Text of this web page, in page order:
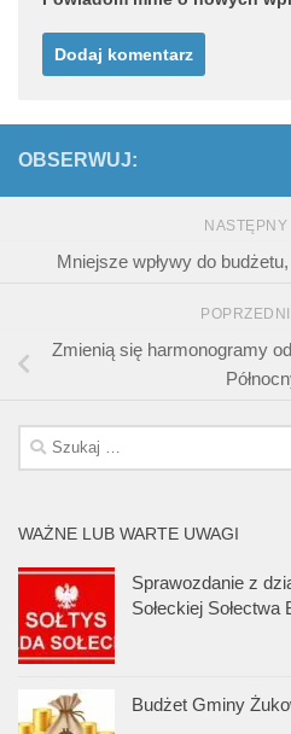
OBSERWUJ:
NASTĘPNY
Mniejsze wpływy do
Zmienią się harmonogramy
Szukaj:
WAŻNE LUB WARTE UWAGI
Sprawozdanie z
Sołeckiej
Budżet Gminy